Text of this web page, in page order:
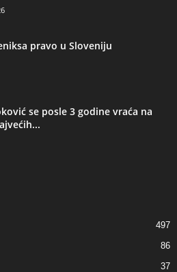
pravo u Sloveniju
se posle 3 godine vraća na
497
86
37